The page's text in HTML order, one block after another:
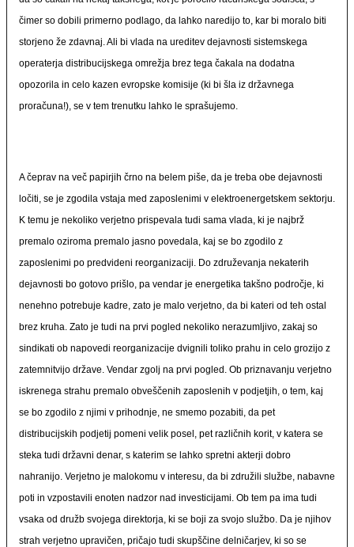
čimer so dobili primerno podlago, da lahko naredijo to, kar bi moralo biti
storjeno že zdavnaj. Ali bi vlada na ureditev dejavnosti sistemskega
operaterja distribucijskega omrežja brez tega čakala na dodatna
opozorila in celo kazen evropske komisije (ki bi šla iz državnega
proračuna!), se v tem trenutku lahko le sprašujemo.
A čeprav na več papirjih črno na belem piše, da je treba obe dejavnosti
ločiti, se je zgodila vstaja med zaposlenimi v elektroenergetskem sektorju.
K temu je nekoliko verjetno prispevala tudi sama vlada, ki je najbrž
premalo oziroma premalo jasno povedala, kaj se bo zgodilo z
zaposlenimi po predvideni reorganizaciji. Do združevanja nekaterih
dejavnosti bo gotovo prišlo, pa vendar je energetika takšno področje, ki
nenehno potrebuje kadre, zato je malo verjetno, da bi kateri od teh ostal
brez kruha. Zato je tudi na prvi pogled nekoliko nerazumljivo, zakaj so
sindikati ob napovedi reorganizacije dvignili toliko prahu in celo grozijo z
zatemnitvijo države. Vendar zgolj na prvi pogled. Ob priznavanju verjetno
iskrenega strahu premalo obveščenih zaposlenih v podjetjih, o tem, kaj
se bo zgodilo z njimi v prihodnje, ne smemo pozabiti, da pet
distribucijskih podjetij pomeni velik posel, pet različnih korit, v katera se
steka tudi državni denar, s katerim se lahko spretni akterji dobro
nahranijo. Verjetno je malokomu v interesu, da bi združili službe, nabavne
poti in vzpostavili enoten nadzor nad investicijami. Ob tem pa ima tudi
vsaka od družb svojega direktorja, ki se boji za svojo službo. Da je njihov
strah verjetno upravičen, pričajo tudi skupščine delničarjev, ki so se